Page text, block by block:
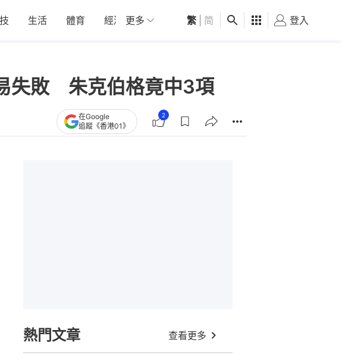
生活 體育 經濟 01深圳 觀點 健康 好食玩飛
更多 繁 简 登入
失敗 朱克伯格竟中3項
在Google
追蹤《香港01》
2
熱門文章 查看更多